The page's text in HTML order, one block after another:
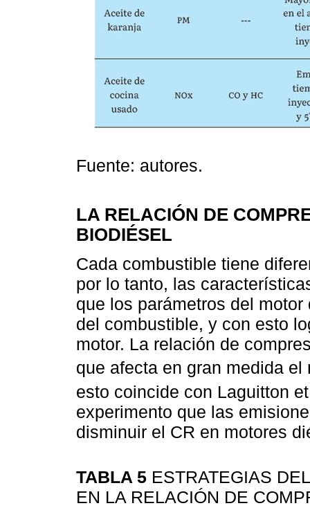
Fuente: autores.
LA RELACIÓN DE
BIODIÉSEL
Cada combustible tiene
por lo tanto, las
que los parámetros del
del combustible, y con esto
motor. La relación de
que afecta en gran medida
esto coincide con Laguitton
experimento que las
disminuir el CR en motores
TABLA 5 ESTRATEGIAS
EN LA RELACIÓN DE